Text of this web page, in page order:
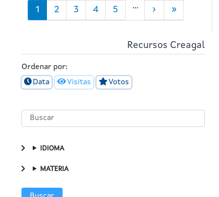
Paxinación
Páxina
actual
1
Filtro
Portada
2
Filtro
Portada
3
Filtro
Portada
4
Filtro
Portada
5 …
Páxina
Seguinte
›
Last
page
»
Recursos Creagal
Ordenar por:
Data
Visitas Votos
IDIOMA
MATERIA